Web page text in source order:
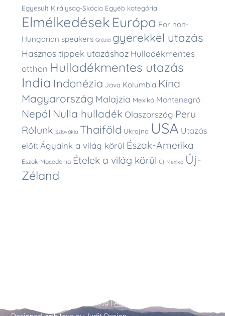
Egyesült Királyság-Skócia Egyéb kategória
Elmélkedések Európa For non-
Hungarian speakers Grúzia gyerekkel utazás
Hasznos tippek utazáshoz Hulladékmentes
otthon Hulladékmentes utazás
India Indonézia Jáva Kolumbia Kína
Magyarország Malajzia Mexikó Montenegró
Nepál Nulla hulladék Olaszország Peru
Rólunk Szlovákia Thaiföld Ukrajna USA Utazás
előtt Ágyaink a világ körül Észak-Amerika
Észak-Macedónia Ételek a világ körül Új-Mexikó Új-
Zéland
To
2019 |Adatkezelési tájékoztató